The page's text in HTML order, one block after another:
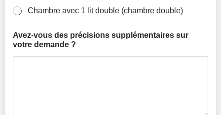
Chambre avec 1 lit double (chambre double)
Avez-vous des précisions supplémentaires sur
votre demande ?